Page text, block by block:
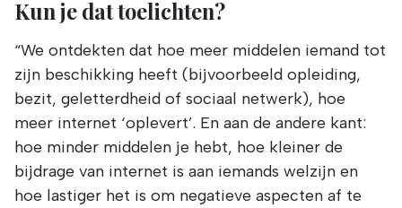
Kun je dat toelichten?
“We ontdekten dat hoe meer middelen iemand tot
zijn beschikking heeft (bijvoorbeeld opleiding,
bezit, geletterdheid of sociaal netwerk), hoe
meer internet ‘oplevert’. En aan de andere kant:
hoe minder middelen je hebt, hoe kleiner de
bijdrage van internet is aan iemands welzijn en
hoe lastiger het is om negatieve aspecten af te